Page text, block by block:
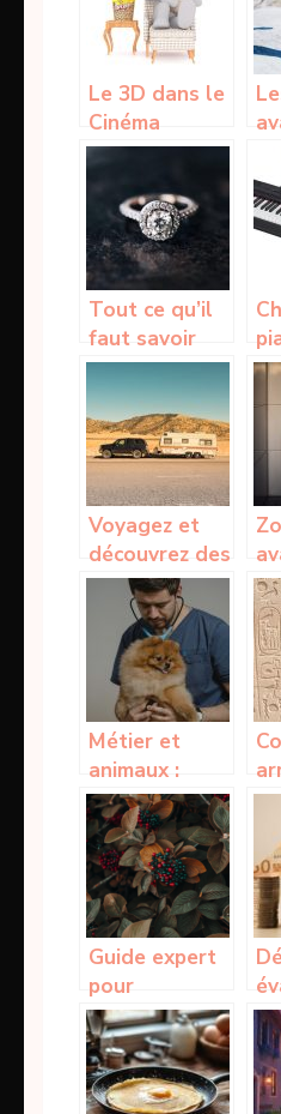
Le 3D dans le
Cinéma
Tout ce qu’il
faut savoir
sur la
broderie de
diamant
Voyagez et
découvrez des
contrées
lointaines,
mais avant
tout, mettez à
jour votre
assurance
auto !
Métier et
animaux :
quelles sont
les options
possibles ?
?
Guide expert
pour
sélectionner
les plantes
idéales pour
votre jardin